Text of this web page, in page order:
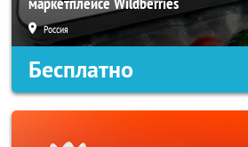
Россия
Бесплатно